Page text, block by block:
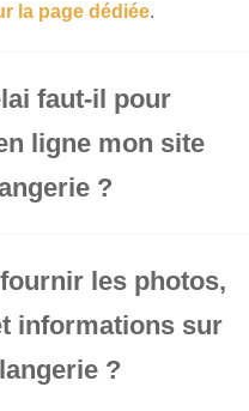
la page dédiée.
faut-il pour
ligne mon site
?
les photos,
informations sur
?